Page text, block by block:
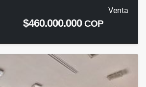
Venta
$460.000.000COP